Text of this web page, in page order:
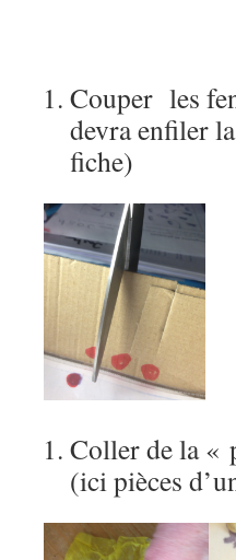
Couper les
devra enfiler
fiche)
Coller de la «
(ici pièces